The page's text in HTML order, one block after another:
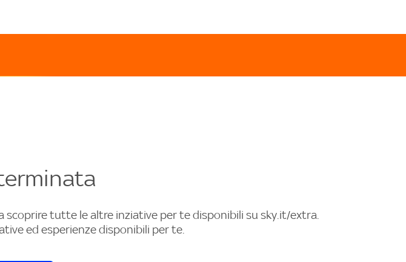
tutte le altre inziative per te disponibili su sky.it/extra.
ed esperienze disponibili per te.